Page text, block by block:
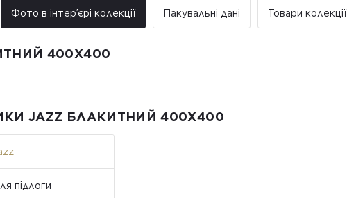
Фото в інтер’єрі колекції Пакувальні дані Товари колекції
400Х400
JAZZ БЛАКИТНИЙ 400Х400
підлоги